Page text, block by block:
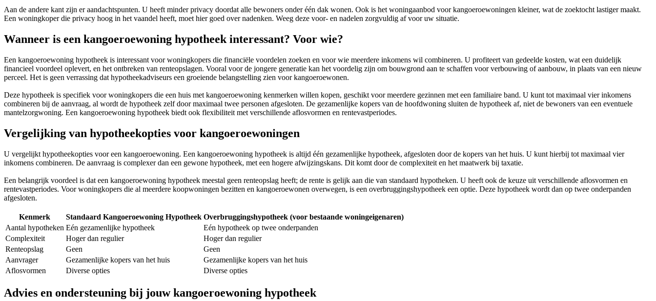
Aan de andere kant zijn er aandachtspunten. U heeft minder privacy doordat alle bewoners onder één dak wonen. Ook is het woningaanbod voor kangoeroewoningen kleiner, wat de zoektocht lastiger maakt.
Een woningkoper die privacy hoog in het vaandel heeft, moet hier goed over nadenken. Weeg deze voor- en nadelen zorgvuldig af voor uw situatie.
Wanneer is een kangoeroewoning hypotheek interessant? Voor wie?
Een kangoeroewoning hypotheek is interessant voor woningkopers die financiële voordelen zoeken en voor wie meerdere inkomens wil combineren. U profiteert van gedeelde kosten, wat een duidelijk
financieel voordeel oplevert, en het ontbreken van renteopslagen. Vooral voor de jongere generatie kan het voordelig zijn om bouwgrond aan te schaffen voor verbouwing of aanbouw, in plaats van een nieuw
perceel. Het is geen verrassing dat hypotheekadviseurs een groeiende belangstelling zien voor kangoeroewonen.
Deze hypotheek is specifiek voor woningkopers die een huis met kangoeroewoning kenmerken willen kopen, geschikt voor meerdere gezinnen met een familiaire band. U kunt tot maximaal vier inkomens
combineren bij de aanvraag, al wordt de hypotheek zelf door maximaal twee personen afgesloten. De gezamenlijke kopers van de hoofdwoning sluiten de hypotheek af, niet de bewoners van een eventuele
mantelzorgwoning. Een kangoeroewoning hypotheek biedt ook flexibiliteit met verschillende aflosvormen en rentevastperiodes.
Vergelijking van hypotheekopties voor kangoeroewoningen
U vergelijkt hypotheekopties voor een kangoeroewoning. Een kangoeroewoning hypotheek is altijd één gezamenlijke hypotheek, afgesloten door de kopers van het huis. U kunt hierbij tot maximaal vier
inkomens combineren. De aanvraag is complexer dan een gewone hypotheek, met een hogere afwijzingskans. Dit komt door de complexiteit en het maatwerk bij taxatie.
Een belangrijk voordeel is dat een kangoeroewoning hypotheek meestal geen renteopslag heeft; de rente is gelijk aan die van standaard hypotheken. U heeft ook de keuze uit verschillende aflosvormen en
rentevastperiodes. Voor woningkopers die al meerdere koopwoningen bezitten en kangoeroewonen overwegen, is een overbruggingshypotheek een optie. Deze hypotheek wordt dan op twee onderpanden
afgesloten.
Kenmerk Standaard Kangoeroewoning Hypotheek Overbruggingshypotheek (voor bestaande woningeigenaren)
Aantal hypotheken Eén gezamenlijke hypotheek
Eén hypotheek op twee onderpanden
Complexiteit
Hoger dan regulier
Hoger dan regulier
Renteopslag
Geen
Geen
Aanvrager
Gezamenlijke kopers van het huis
Gezamenlijke kopers van het huis
Aflosvormen
Diverse opties Diverse opties
Advies en ondersteuning bij jouw kangoeroewoning hypotheek